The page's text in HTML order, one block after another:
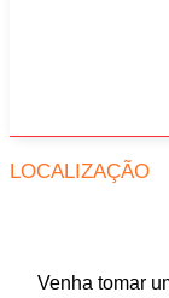
LOCALIZAÇÃO
Venha tomar